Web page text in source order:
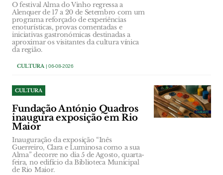
O festival Alma do Vinho regressa a
Alenquer de 17 a 20 de Setembro com um
programa reforçado de experiências
enoturísticas, provas comentadas e
iniciativas gastronómicas destinadas a
aproximar os visitantes da cultura vínica
da região.
CULTURA| 06-08-2026
CULTURA
Fundação António Quadros
inaugura exposição em Rio
Maior
Inauguração da exposição “Inês
Guerreiro, Clara e Luminosa como a sua
Alma” decorre no dia 5 de Agosto, quarta-
feira, no edifício da Biblioteca Municipal
de Rio Maior.